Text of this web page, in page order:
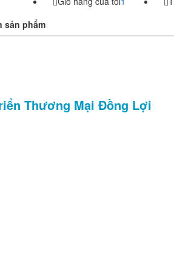
sản phẩm
Thương Mại Đồng Lợi